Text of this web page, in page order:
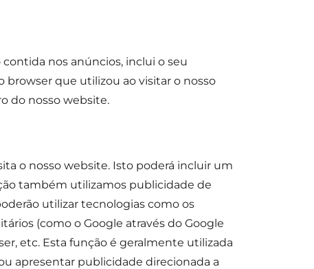
nos anúncios, inclui o seu
browser que utilizou ao visitar o nosso
do nosso website.
o nosso website. Isto poderá incluir um
também utilizamos publicidade de
utilizar tecnologias como os
(como o Google através do Google
etc. Esta função é geralmente utilizada
apresentar publicidade direcionada a